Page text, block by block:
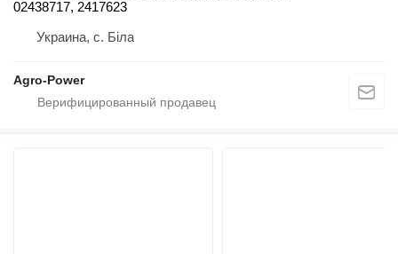
02438717, 2417623
Украина, с. Біла
Agro-Power